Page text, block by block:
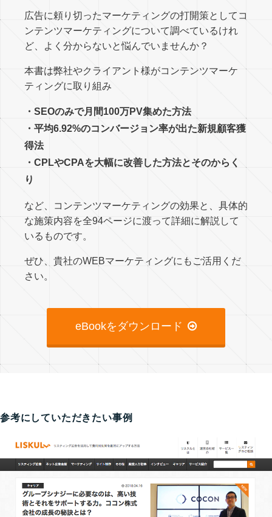
広告に頼り切ったマーケティングの打開策としてコ
ンテンツマーケティングについて調べているけれ
ど、よく分からないと悩んでいませんか？
本書は弊社やクライアント様がコンテンツマーケ
ティングに取り組み
・SEOのみで月間100万PV集めた方法
・平均6.92%のコンバージョン率が出た新規顧客獲
得法
・CPLやCPAを大幅に改善した方法とそのからく
り
など、コンテンツマーケティングの効果と、具体的
な施策内容を全94ページに渡って詳細に解説して
いるものです。
ぜひ、貴社のWEBマーケティングにもご活用くだ
さい。
eBookをダウンロード
参考にしていただきたい事例